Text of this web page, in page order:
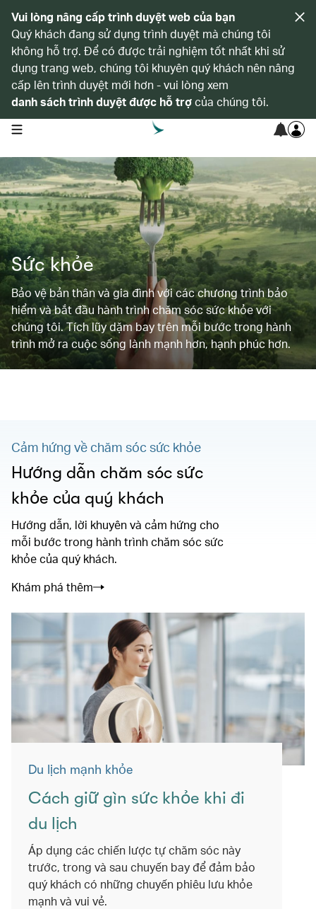
Vui lòng nâng cấp trình duyệt web của bạn
Quý khách đang sử dụng trình duyệt mà chúng tôi
không hỗ trợ. Để có được trải nghiệm tốt nhất khi sử
dụng trang web, chúng tôi khuyên quý khách nên nâng
cấp lên trình duyệt mới hơn - vui lòng xem
danh sách trình duyệt được hỗ trợcủa chúng tôi.
open navigation menu
Sức khỏe
Bảo vệ bản thân và gia đình với các chương trình bảo
hiểm và bắt đầu hành trình chăm sóc sức khỏe với
chúng tôi. Tích lũy dặm bay trên mỗi bước trong hành
trình mở ra cuộc sống lành mạnh hơn, hạnh phúc hơn.
Cảm hứng về chăm sóc sức khỏe
Hướng dẫn chăm sóc sức
khỏe của quý khách
Hướng dẫn, lời khuyên và cảm hứng cho
mỗi bước trong hành trình chăm sóc sức
khỏe của quý khách.
Khám phá thêm
Du lịch mạnh khỏe
Cách giữ gìn sức khỏe khi đi
du lịch
Áp dụng các chiến lược tự chăm sóc này
trước, trong và sau chuyến bay để đảm bảo
quý khách có những chuyến phiêu lưu khỏe
mạnh và vui vẻ.